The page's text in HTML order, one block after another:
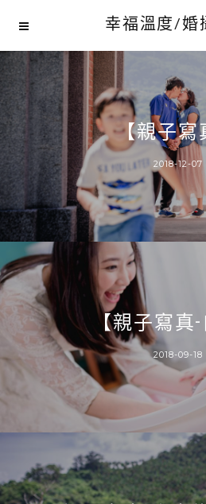
幸福溫度/婚
【親子寫
2018-12-07
【親子寫真-
2018-09-18